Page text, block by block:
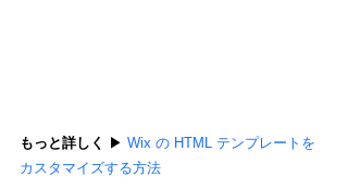
もっと詳しく ▶︎ Wix の HTML テンプレートを
カスタマイズする方法